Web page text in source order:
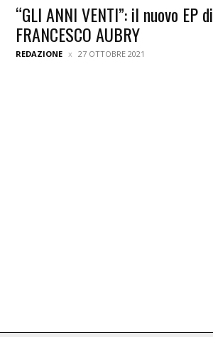
“GLI ANNI VENTI”: il nuovo EP di
FRANCESCO AUBRY
REDAZIONE 27 OTTOBRE 2021